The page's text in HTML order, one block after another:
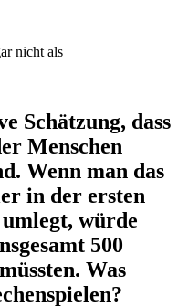
nicht als
Schätzung, dass
Menschen
Wenn man das
in der ersten
würde
500
Was